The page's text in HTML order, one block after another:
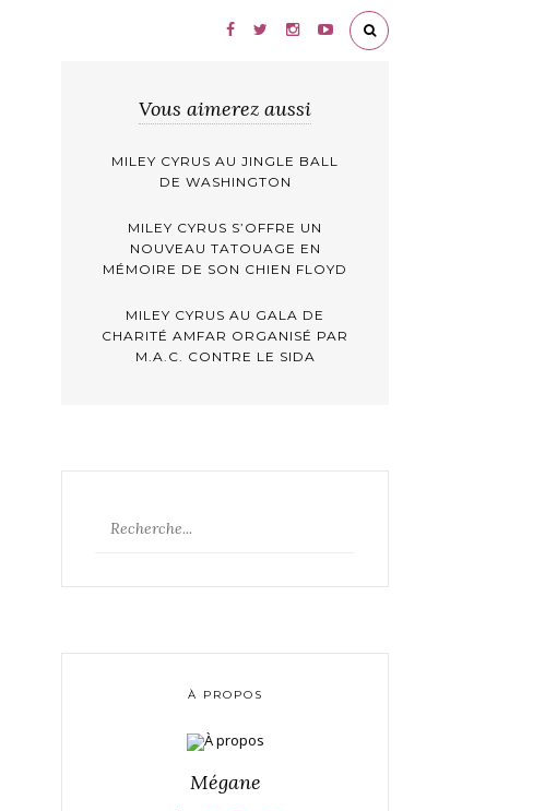
Vous aimerez aussi
MILEY CYRUS AU JINGLE BALL
DE WASHINGTON
MILEY CYRUS S’OFFRE UN
NOUVEAU TATOUAGE EN
MÉMOIRE DE SON CHIEN FLOYD
MILEY CYRUS AU GALA DE
CHARITÉ AMFAR ORGANISÉ PAR
M.A.C. CONTRE LE SIDA
À PROPOS
Mégane